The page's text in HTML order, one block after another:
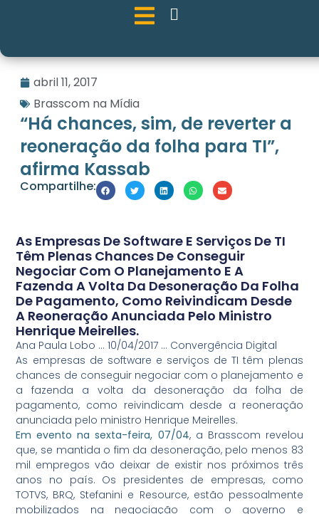
abril 11, 2017
Brasscom na Mídia
“Há chances, sim, de reverter a
reoneração da folha para TI”,
afirma Kassab
Compartilhe:
As Empresas De Software E Serviços De TI
Têm Plenas Chances De Conseguir
Negociar Com O Planejamento E A
Fazenda A Volta Da Desoneração Da Folha
De Pagamento, Como Reivindicam Desde
A Reoneração Anunciada Pelo Ministro
Henrique Meirelles.
Ana Paula Lobo … 10/04/2017 … Convergência Digital
As empresas de software e serviços de TI têm plenas
chances de conseguir negociar com o planejamento e
a fazenda a volta da desoneração da folha de
pagamento, como reivindicam desde a reoneração
anunciada pelo ministro Henrique Meirelles.
Em evento na sexta-feira, 07/04, a Brasscom revelou
que, se mantida o fim da desoneração, pelo menos 83
mil empregos vão deixar de existir nos próximos três
anos no país. Os presidentes de empresas, como
TOTVS, BRQ, Stefanini e Resource, estão pessoalmente
mobilizados na negociação com o governo e